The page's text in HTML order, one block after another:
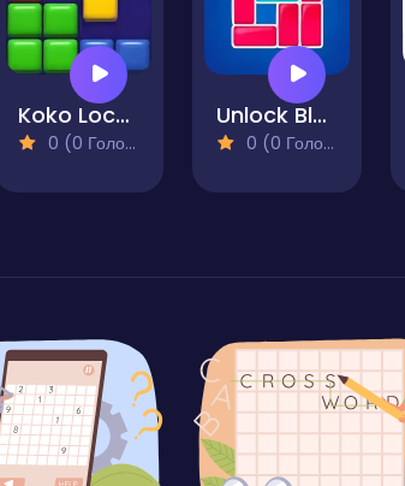
Koko Loco Block Blast
0 (0 Голосів)
Unlock Block - Puzzle
0 (0 Голосів)